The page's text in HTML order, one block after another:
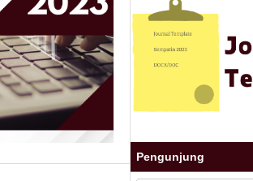
Pengunjung